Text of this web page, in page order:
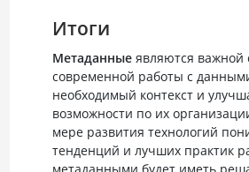
Итоги
Метаданныеявляются важной
современной работы с
необходимый контекст и
возможности по их
мере развития технологий
тенденций и лучших практик
метаданными будет иметь